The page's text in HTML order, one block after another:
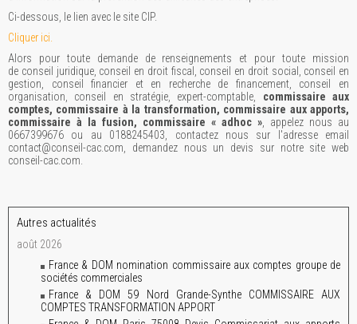
Ci-dessous, le lien avec le site CIP.
Cliquer ici.
Alors pour toute demande de renseignements et pour toute mission
de conseil juridique, conseil en droit fiscal, conseil en droit social, conseil en
gestion, conseil financier et en recherche de financement, conseil en
organisation, conseil en stratégie, expert-comptable, commissaire aux
comptes, commissaire à la transformation, commissaire aux apports,
commissaire à la fusion, commissaire « adhoc » , appelez nous au
0667399676 ou au 0188245403, contactez nous sur l'adresse email
contact@conseil-cac.com, demandez nous un devis sur notre site web
conseil-cac.com.
Autres actualités
août 2026
France & DOM nomination commissaire aux comptes groupe de
sociétés commerciales
France & DOM 59 Nord Grande-Synthe COMMISSAIRE AUX
COMPTES TRANSFORMATION APPORT